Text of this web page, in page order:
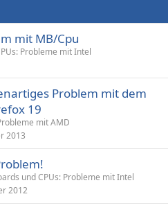
mit MB/Cpu
Probleme mit Intel
Problem mit dem
19
mit AMD
2013
und CPUs: Probleme mit Intel
2012